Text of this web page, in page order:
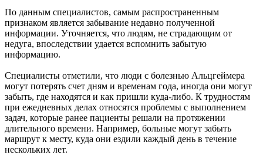
По данным специалистов, самым распространенным
признаком является забывание недавно полученной
информации. Уточняется, что людям, не страдающим от
недуга, впоследствии удается вспомнить забытую
информацию.
Специалисты отметили, что люди с болезнью Альцгеймера
могут потерять счет дням и временам года, иногда они могут
забыть, где находятся и как пришли куда-либо. К трудностям
при ежедневных делах относятся проблемы с выполнением
задач, которые ранее пациенты решали на протяжении
длительного времени. Например, больные могут забыть
маршрут к месту, куда они ездили каждый день в течение
нескольких лет.